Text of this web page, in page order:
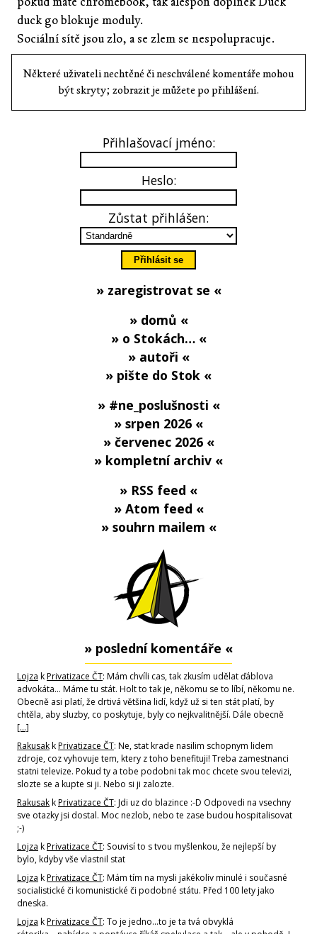
duck go blokuje moduly.
Sociální sítě jsou zlo, a se zlem se nespolupracuje.
Některé uživateli nechtěné či neschválené komentáře mohou
být skryty; zobrazit je můžete po přihlášení.
Přihlašovací jméno:
Heslo:
Zůstat přihlášen:
» zaregistrovat se «
» domů «
» o Stokách… «
» autoři «
» pište do Stok «
» #ne_poslušnosti «
» srpen 2026 «
» červenec 2026 «
» kompletní archiv «
» RSS feed «
» Atom feed «
» souhrn mailem «
» poslední komentáře «
Lojza kPrivatizace ČT: Mám chvíli cas, tak zkusím udělat ďáblova
advokáta... Máme tu stát. Holt to tak je, někomu se to líbí, někomu ne.
Obecně asi platí, že drtivá většina lidí, když už si ten stát platí, by
chtěla, aby sluzby, co poskytuje, byly co nejkvalitnější. Dále obecně
[…]
RakusakkPrivatizace ČT: Ne, stat krade nasilim schopnym lidem
zdroje, coz vyhovuje tem, ktery z toho benefituji! Treba zamestnanci
statni televize. Pokud ty a tobe podobni tak moc chcete svou televizi,
slozte se a kupte si ji. Nebo si ji zalozte.
RakusakkPrivatizace ČT: Jdi uz do blazince :-D Odpovedi na vsechny
sve otazky jsi dostal. Moc nezlob, nebo te zase budou hospitalisovat
;-)
Lojza kPrivatizace ČT: Souvisí to s tvou myšlenkou, že nejlepší by
bylo, kdyby vše vlastnil stat
Lojza kPrivatizace ČT: Mám tím na mysli jakékoliv minulé i současné
socialistické či komunistické či podobné státu. Před 100 lety jako
dneska.
Lojza kPrivatizace ČT: To je jedno...to je ta tvá obvyklá